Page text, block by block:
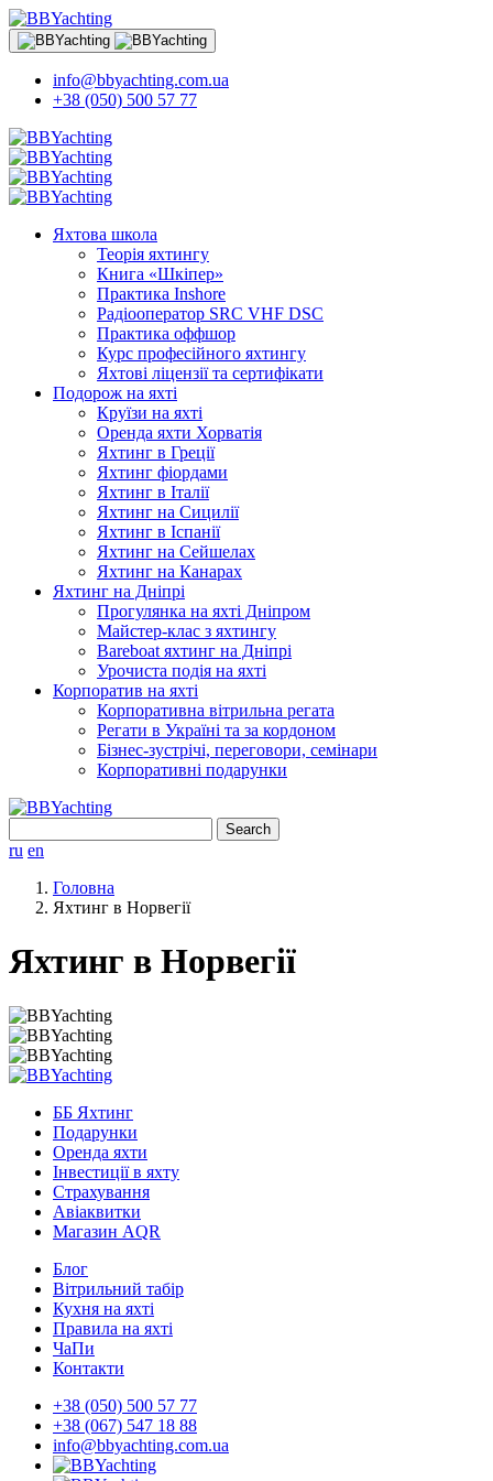
info@bbyachting.com.ua
+38 (050) 500 57 77
Яхтова школа
Теорія яхтингу
Книга «Шкіпер»
Практика Inshore
Радіооператор SRC VHF DSC
Практика оффшор
Курс професійного яхтингу
Яхтові ліцензії та сертифікати
Подорож на яхті
Круїзи на яхті
Оренда яхти Хорватія
Яхтинг в Греції
Яхтинг фіордами
Яхтинг в Італії
Яхтинг на Сицилії
Яхтинг в Іспанії
Яхтинг на Сейшелах
Яхтинг на Канарах
Яхтинг на Дніпрі
Прогулянка на яхті Дніпром
Майстер-клас з яхтингу
Bareboat яхтинг на Дніпрі
Урочиста подія на яхті
Корпоратив на яхті
Корпоративна вітрильна регата
Регати в Україні та за кордоном
Бізнес-зустрічі, переговори, семінари
Корпоративні подарунки
for:
ru en
Головна
Яхтинг в Норвегії
Яхтинг в Норвегії
ББ Яхтинг
Подарунки
Оренда яхти
Інвестиції в яхту
Страхування
Авіаквитки
Магазин AQR
Блог
Вітрильний табір
Кухня на яхті
Правила на яхті
ЧаПи
Контакти
+38 (050) 500 57 77
+38 (067) 547 18 88
info@bbyachting.com.ua